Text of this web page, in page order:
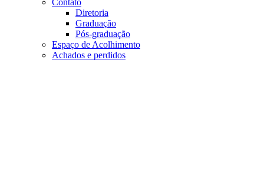
Contato
Diretoria
Graduação
Pós-graduação
Espaço de Acolhimento
Achados e perdidos